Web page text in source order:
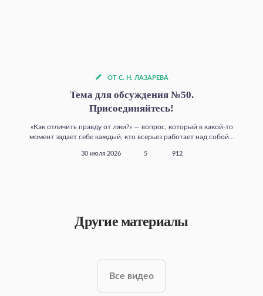
ОТ С. Н. ЛАЗАРЕВА
Тема для обсуждения №50.
Присоединяйтесь!
«Как отличить правду от лжи?» — вопрос, который в какой‑то
момент задает себе каждый, кто всерьез работает над собой...
30 июля 2026 5 912
Другие материалы
Все видео